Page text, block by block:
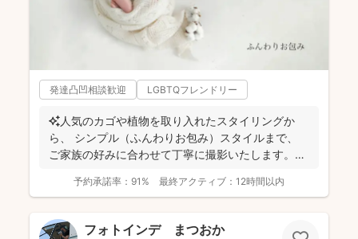
発達凸凹相談歓迎 LGBTQフレンドリー
✨人気のカゴや植物を取り入れたスタイリングか
ら、 シンプル（ふんわりお包み）スタイルまで、
ご家族の好みに合わせて丁寧に撮影いたします。
予約承諾率： 91% 最終アクティブ： 12時間以内
フォトインデ まつおか